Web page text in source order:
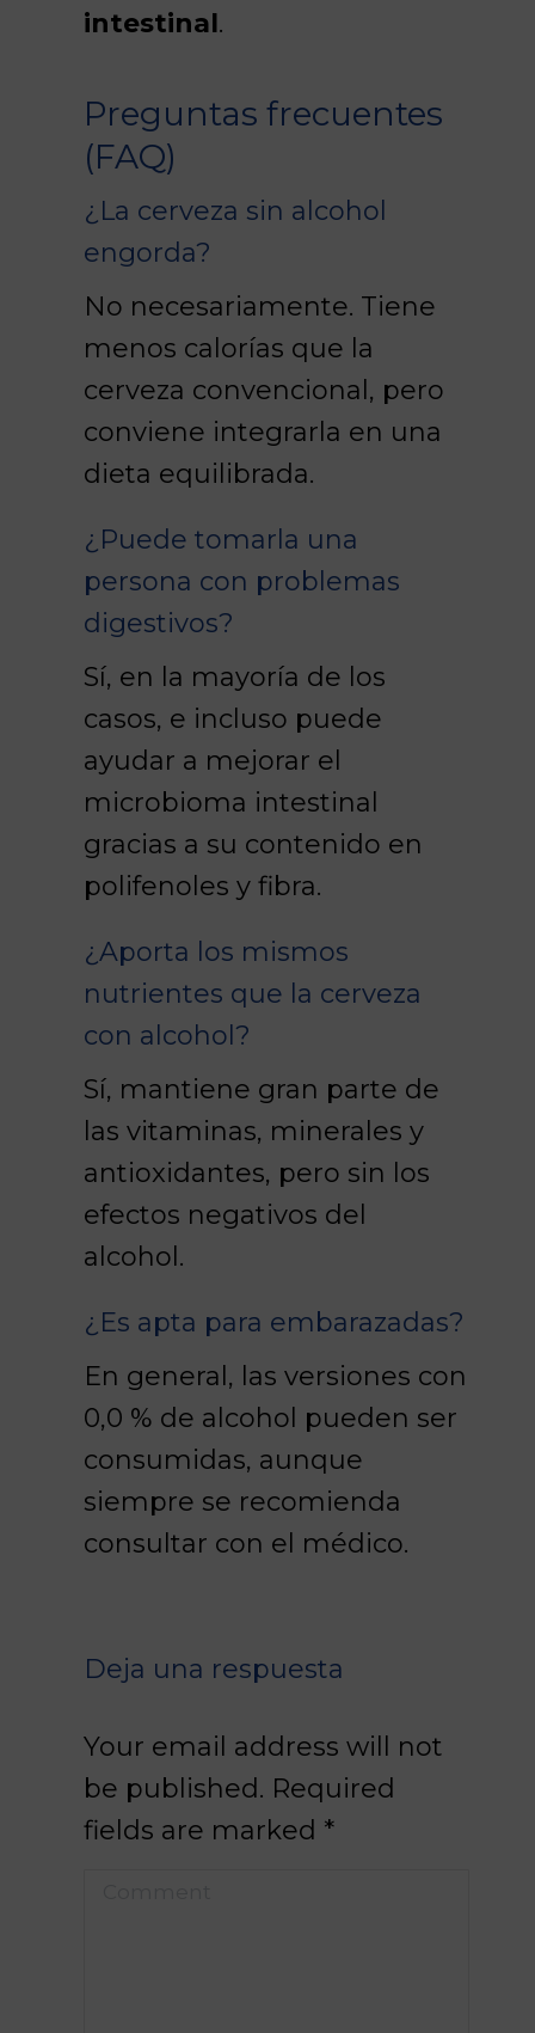
intestinal.
Preguntas frecuentes
(FAQ)
¿La cerveza sin alcohol
engorda?
No necesariamente. Tiene
menos calorías que la
cerveza convencional, pero
conviene integrarla en una
dieta equilibrada.
¿Puede tomarla una
persona con problemas
digestivos?
Sí, en la mayoría de los
casos, e incluso puede
ayudar a mejorar el
microbioma intestinal
gracias a su contenido en
polifenoles y fibra.
¿Aporta los mismos
nutrientes que la cerveza
con alcohol?
Sí, mantiene gran parte de
las vitaminas, minerales y
antioxidantes, pero sin los
efectos negativos del
alcohol.
¿Es apta para embarazadas?
En general, las versiones con
0,0 % de alcohol pueden ser
consumidas, aunque
siempre se recomienda
consultar con el médico.
Deja una respuesta
Your email address will not
be published. Required
fields are marked *